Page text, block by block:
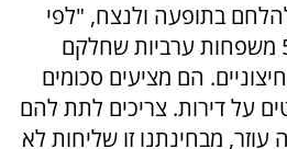
בתופעה ולנצח, "לפי
הנתונים שלנו יש כאן 50 משפחות ערביות שחלקם
הם מציעים סכומים
על דירות. צריכים לתת להם
מבחינתנו זו שליחות לא